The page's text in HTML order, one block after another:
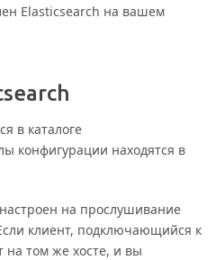
Elasticsearch на вашем
в каталоге
конфигурации находятся в
на прослушивание
клиент, подключающийся к
на том же хосте, и вы